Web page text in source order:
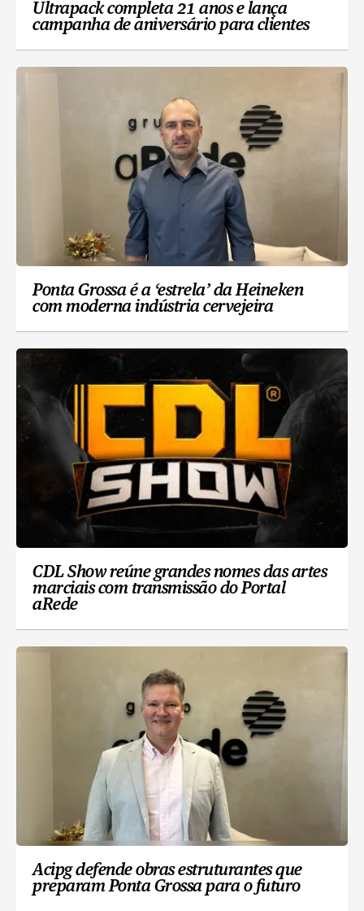
Ultrapack completa 21 anos e lança
campanha de aniversário para clientes
Ponta Grossa é a ‘estrela’ da Heineken
com moderna indústria cervejeira
CDL Show reúne grandes nomes das artes
marciais com transmissão do Portal
aRede
Acipg defende obras estruturantes que
preparam Ponta Grossa para o futuro